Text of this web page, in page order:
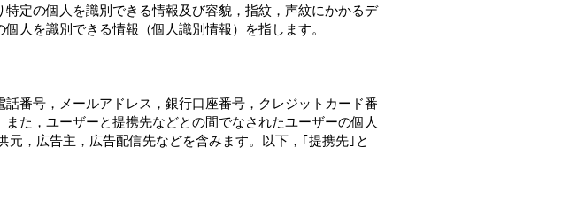
定の個人を識別できる情報及び容貌，指紋，声紋にかかるデ
人を識別できる情報（個人識別情報）を指します。
番号，メールアドレス，銀行口座番号，クレジットカード番
た，ユーザーと提携先などとの間でなされたユーザーの個人
，広告主，広告配信先などを含みます。以下，｢提携先｣と